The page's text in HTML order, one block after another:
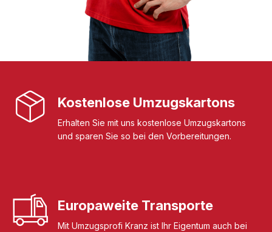
Kostenlose Umzugskartons
Erhalten Sie mit uns kostenlose Umzugskartons
und sparen Sie so bei den Vorbereitungen.
Europaweite Transporte
Mit Umzugsprofi Kranz ist Ihr Eigentum auch bei